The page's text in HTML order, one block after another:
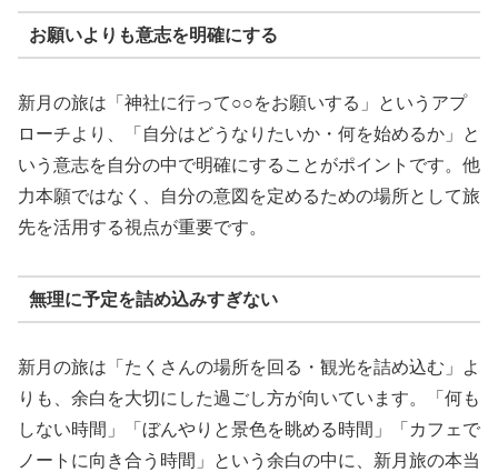
お願いよりも意志を明確にする
新月の旅は「神社に行って○○をお願いする」というアプ
ローチより、「自分はどうなりたいか・何を始めるか」と
いう意志を自分の中で明確にすることがポイントです。他
力本願ではなく、自分の意図を定めるための場所として旅
先を活用する視点が重要です。
無理に予定を詰め込みすぎない
新月の旅は「たくさんの場所を回る・観光を詰め込む」よ
りも、余白を大切にした過ごし方が向いています。「何も
しない時間」「ぼんやりと景色を眺める時間」「カフェで
ノートに向き合う時間」という余白の中に、新月旅の本当